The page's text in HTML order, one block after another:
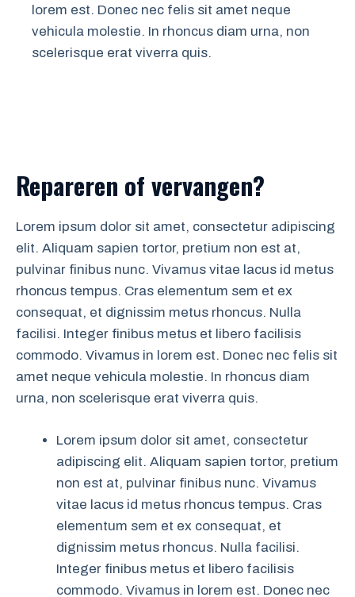
lorem est. Donec nec felis sit amet neque
vehicula molestie. In rhoncus diam urna, non
scelerisque erat viverra quis.
Repareren of vervangen?
Lorem ipsum dolor sit amet, consectetur adipiscing
elit. Aliquam sapien tortor, pretium non est at,
pulvinar finibus nunc. Vivamus vitae lacus id metus
rhoncus tempus. Cras elementum sem et ex
consequat, et dignissim metus rhoncus. Nulla
facilisi. Integer finibus metus et libero facilisis
commodo. Vivamus in lorem est. Donec nec felis sit
amet neque vehicula molestie. In rhoncus diam
urna, non scelerisque erat viverra quis.
Lorem ipsum dolor sit amet, consectetur
adipiscing elit. Aliquam sapien tortor, pretium
non est at, pulvinar finibus nunc. Vivamus
vitae lacus id metus rhoncus tempus. Cras
elementum sem et ex consequat, et
dignissim metus rhoncus. Nulla facilisi.
Integer finibus metus et libero facilisis
commodo. Vivamus in lorem est. Donec nec